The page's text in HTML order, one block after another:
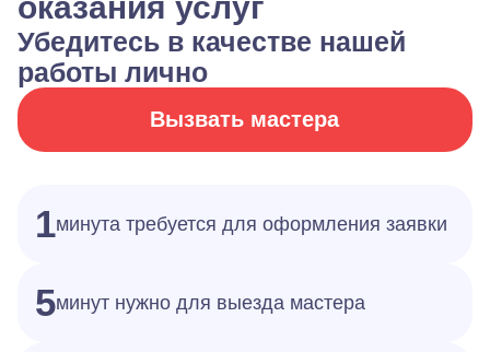
Убедитесь в качестве нашей
работы лично
Вызвать мастера
1минута требуется для оформления заявки
5минут нужно для выезда мастера